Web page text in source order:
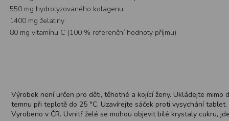
550 mg hydrolyzovaného kolagenu
1400 mg želatiny
80 mg vitamínu C (100 % referenční hodnoty příjmu)
Výrobek není určen pro děti, těhotné a kojící ženy. Ukládejte
temnu při teplotě do 25 °C. Uzavírejte sáček proti vysychání
Vyrobeno v ČR. Uvnitř želé se mohou objevit bílé krystaly cukru,